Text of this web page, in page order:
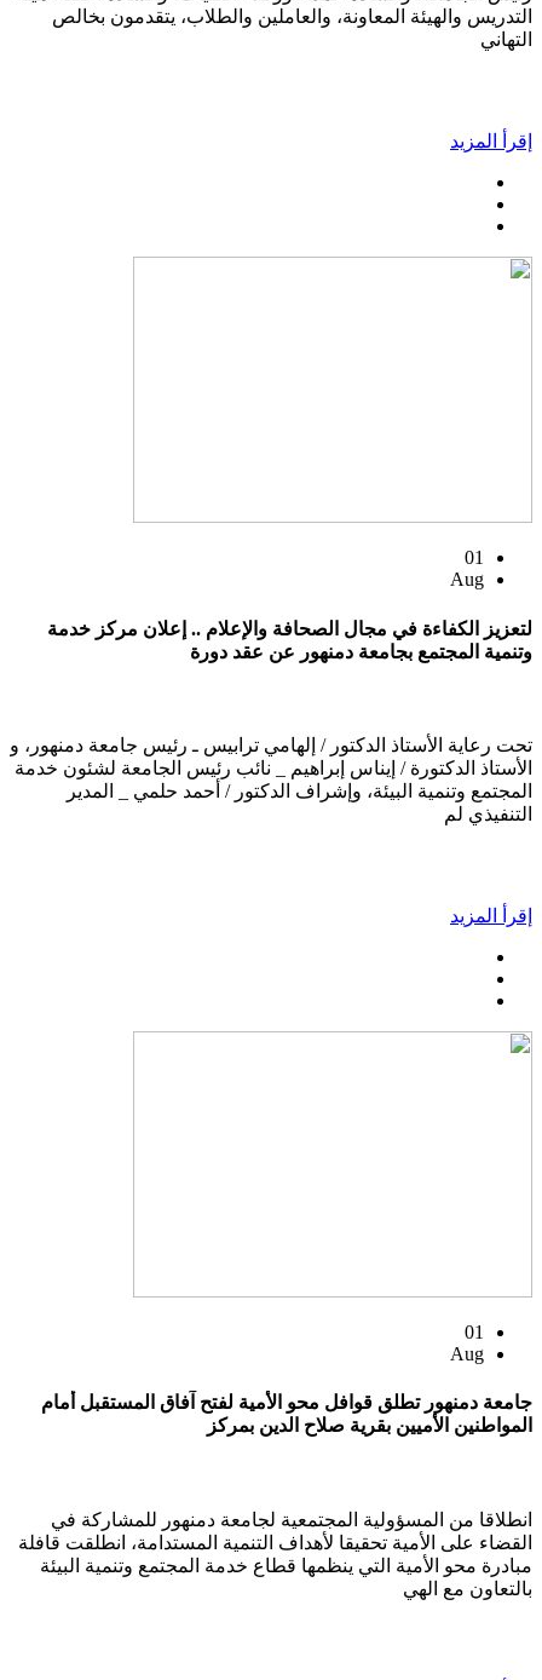
التدريس والهيئة المعاونة، والعاملين والطلاب، يتقدمون بخالص
التهاني
إقرأ المزيد
01
Aug
لتعزيز الكفاءة في مجال الصحافة والإعلام .. إعلان مركز خدمة
وتنمية المجتمع بجامعة دمنهور عن عقد دورة
تحت رعاية الأستاذ الدكتور / إلهامي ترابيس ـ رئيس جامعة دمنهور، و
الأستاذ الدكتورة / إيناس إبراهيم _ نائب رئيس الجامعة لشئون خدمة
المجتمع وتنمية البيئة، وإشراف الدكتور / أحمد حلمي _ المدير
التنفيذي لم
إقرأ المزيد
01
Aug
جامعة دمنهور تطلق قوافل محو الأمية لفتح آفاق المستقبل أمام
المواطنين الأميين بقرية صلاح الدين بمركز
انطلاقا من المسؤولية المجتمعية لجامعة دمنهور للمشاركة في
القضاء على الأمية تحقيقا لأهداف التنمية المستدامة، انطلقت قافلة
مبادرة محو الأمية التي ينظمها قطاع خدمة المجتمع وتنمية البيئة
بالتعاون مع الهي